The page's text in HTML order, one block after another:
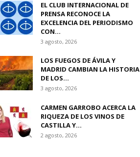
EL CLUB INTERNACIONAL DE
PRENSA RECONOCE LA
EXCELENCIA DEL PERIODISMO
CON...
3 agosto, 2026
LOS FUEGOS DE ÁVILA Y
MADRID CAMBIAN LA HISTORIA
DE LOS...
3 agosto, 2026
CARMEN GARROBO ACERCA LA
RIQUEZA DE LOS VINOS DE
CASTILLA Y...
2 agosto, 2026